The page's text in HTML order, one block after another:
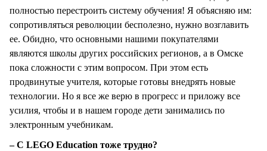
полностью перестроить систему обучения! Я объясняю им:
сопротивляться революции бесполезно, нужно возглавить
ее. Обидно, что основными нашими покупателями
являются школы других российских регионов, а в Омске
пока сложности с этим вопросом. При этом есть
продвинутые учителя, которые готовы внедрять новые
технологии. Но я все же верю в прогресс и приложу все
усилия, чтобы и в нашем городе дети занимались по
электронным учебникам.
– С LEGO Education тоже трудно?